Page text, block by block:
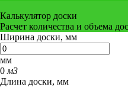
Калькулятор доски
Расчет количества и объема
Ширина доски, мм
мм
0 м3
Длина доски, мм